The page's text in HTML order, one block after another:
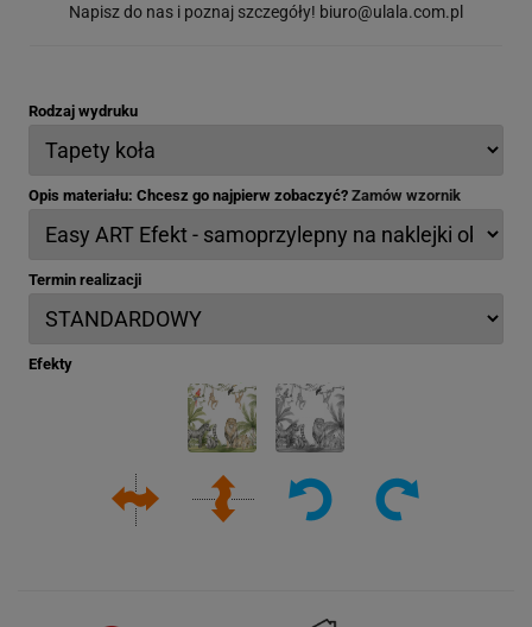
Napisz do nas i poznaj szczegóły! biuro@ulala.com.pl
Rodzaj wydruku
Opis materiału: Chcesz go najpierw zobaczyć? Zamów wzornik
Termin realizacji
Efekty